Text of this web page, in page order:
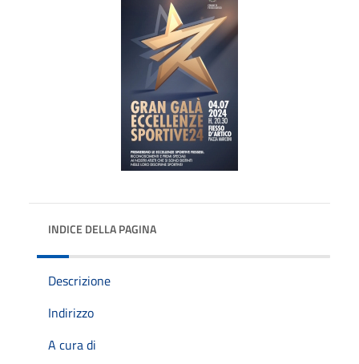
INDICE DELLA PAGINA
Descrizione
Indirizzo
A cura di